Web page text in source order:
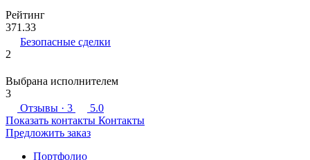
Рейтинг
371.33
Безопасные сделки
2
Выбрана исполнителем
3
Отзывы · 3
5.0
Показать контакты Контакты
Предложить заказ
Портфолио